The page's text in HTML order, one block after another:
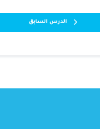
الدرس السابق